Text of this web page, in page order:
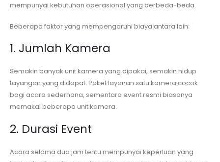
mempunyai kebutuhan operasional yang berbeda-beda.
Beberapa faktor yang mempengaruhi biaya antara lain:
1. Jumlah Kamera
Semakin banyak unit kamera yang dipakai, semakin hidup
tayangan yang didapat. Paket layanan satu kamera cocok
bagi acara sederhana, sementara event resmi biasanya
memakai beberapa unit kamera.
2. Durasi Event
Acara selama dua jam tentu mempunyai keperluan yang